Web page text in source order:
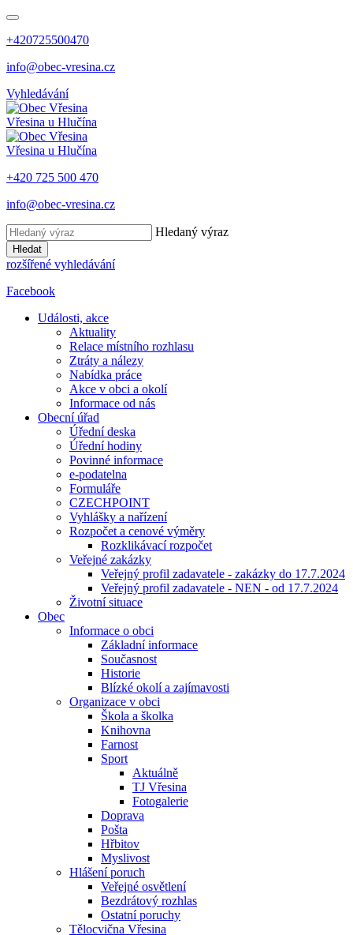
+420725500470
info@obec-vresina.cz
Vyhledávání
Vřesina u Hlučína
Vřesina u Hlučína
+420 725 500 470
info@obec-vresina.cz
Hledaný výraz
Hledat
rozšířené vyhledávání
Facebook
Události, akce
Aktuality
Relace místního rozhlasu
Ztráty a nálezy
Nabídka práce
Akce v obci a okolí
Informace od nás
Obecní úřad
Úřední deska
Úřední hodiny
Povinné informace
e-podatelna
Formuláře
CZECHPOINT
Vyhlášky a nařízení
Rozpočet a cenové výměry
Rozklikávací rozpočet
Veřejné zakázky
Veřejný profil zadavatele - zakázky do 17.7.2024
Veřejný profil zadavatele - NEN - od 17.7.2024
Životní situace
Obec
Informace o obci
Základní informace
Současnost
Historie
Blízké okolí a zajímavosti
Organizace v obci
Škola a školka
Knihovna
Farnost
Sport
Aktuálně
TJ Vřesina
Fotogalerie
Doprava
Pošta
Hřbitov
Myslivost
Hlášení poruch
Veřejné osvětlení
Bezdrátový rozhlas
Ostatní poruchy
Tělocvična Vřesina